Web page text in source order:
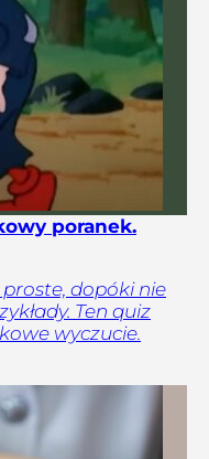
poranek.
dopóki nie
Ten quiz
wyczucie.